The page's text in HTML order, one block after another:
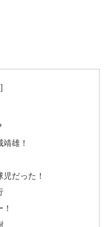
雄！
だった！